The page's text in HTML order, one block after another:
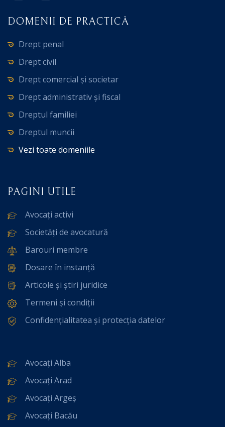
DOMENII DE PRACTICĂ
Drept penal
Drept civil
Drept comercial și societar
Drept administrativ și fiscal
Dreptul familiei
Dreptul muncii
Vezi toate domeniile
PAGINI UTILE
Avocați activi
Societăți de avocatură
Barouri membre
Dosare în instanță
Articole și știri juridice
Termeni și condiții
Confidențialitatea și protecția datelor
Avocați Alba
Avocați Arad
Avocați Argeș
Avocați Bacău